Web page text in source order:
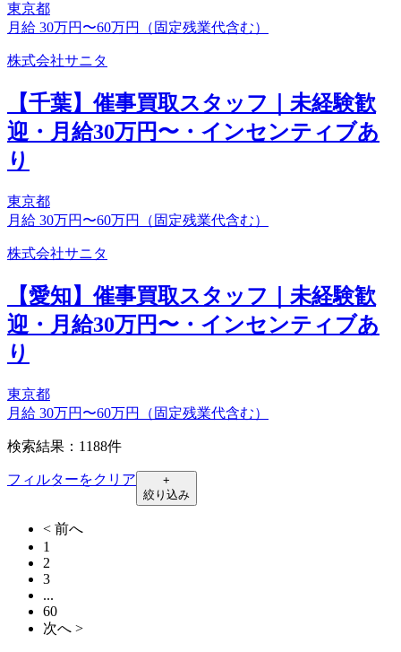
東京都
月給 30万円〜60万円（固定残業代含む）
株式会社サニタ
【千葉】催事買取スタッフ｜未経験歓
迎・月給30万円〜・インセンティブあ
り
東京都
月給 30万円〜60万円（固定残業代含む）
株式会社サニタ
【愛知】催事買取スタッフ｜未経験歓
迎・月給30万円〜・インセンティブあ
り
東京都
月給 30万円〜60万円（固定残業代含む）
検索結果：1188件
フィルターをクリア
+
絞り込み
< 前へ
1
2
3
...
60
次へ >